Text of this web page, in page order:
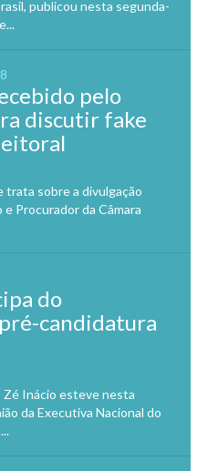
publicou nesta segunda-
pelo
discutir fake
sobre a divulgação
e Procurador da Câmara
do
candidatura
Inácio esteve nesta
da Executiva Nacional do